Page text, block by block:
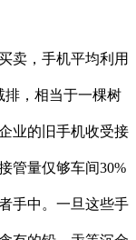
，手机平均利用
排，相当于一棵树
业的旧手机收受接
管量仅够车间30%
手中。一旦这些手